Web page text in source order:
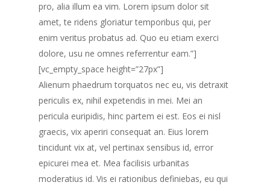
pro, alia illum ea vim. Lorem ipsum dolor sit
amet, te ridens gloriatur temporibus qui, per
enim veritus probatus ad. Quo eu etiam exerci
dolore, usu ne omnes referrentur eam.”]
[vc_empty_space height=”27px”]
Alienum phaedrum torquatos nec eu, vis detraxit
periculis ex, nihil expetendis in mei. Mei an
pericula euripidis, hinc partem ei est. Eos ei nisl
graecis, vix aperiri consequat an. Eius lorem
tincidunt vix at, vel pertinax sensibus id, error
epicurei mea et. Mea facilisis urbanitas
moderatius id. Vis ei rationibus definiebas, eu qui